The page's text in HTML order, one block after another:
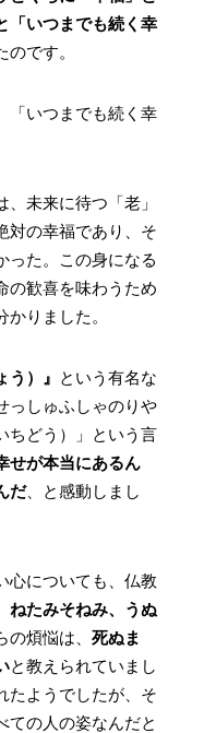
「いつまでも続く幸
のです。
「いつまでも続く幸
未来に待つ「老」
対の幸福であり、そ
った。この身になる
の歓喜を味わうため
りました。
う）』 という有名な
っしゅふしゃのりや
ちどう）」という言
せが本当にあるん
だ、と感動しまし
心についても、仏教
ねたみそねみ、うぬ
の煩悩は、 死ぬま
と教えられていまし
たようでしたが、そ
ての人の姿なんだと